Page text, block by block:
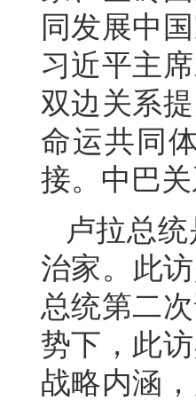
同发展中
习近平主
双边关系
命运共同
接。中巴
卢拉总
治家。此
总统第二
势下，此
战略内涵